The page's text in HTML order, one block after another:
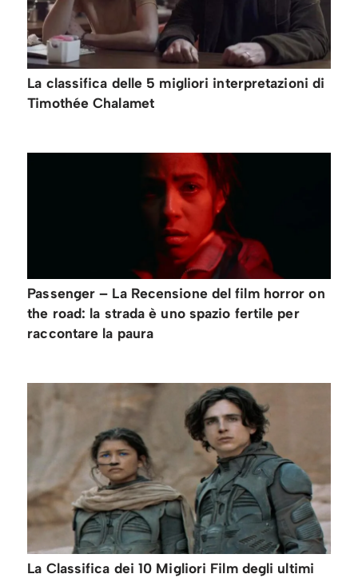
La classifica delle 5 migliori interpretazioni di
Timothée Chalamet
Passenger – La Recensione del film horror on
the road: la strada è uno spazio fertile per
raccontare la paura
La Classifica dei 10 Migliori Film degli ultimi